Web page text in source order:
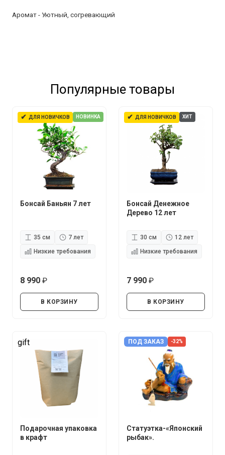
Аромат - Уютный, согревающий
Популярные товары
✔ ДЛЯ НОВИЧКОВ НОВИНКА
Бонсай Баньян 7 лет
35 см
7 лет
Низкие требования
8 990
В КОРЗИНУ
✔ ДЛЯ НОВИЧКОВ ХИТ
Бонсай Денежное
Дерево 12 лет
30 см
12 лет
Низкие требования
7 990
В КОРЗИНУ
gift
Подарочная упаковка
в крафт
ПОД ЗАКАЗ -32%
Статуэтка-«Японский
рыбак».